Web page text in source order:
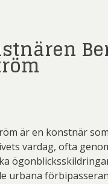
är en konstnär
vardag, ofta
urbana